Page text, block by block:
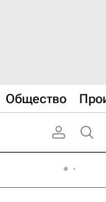
Общество